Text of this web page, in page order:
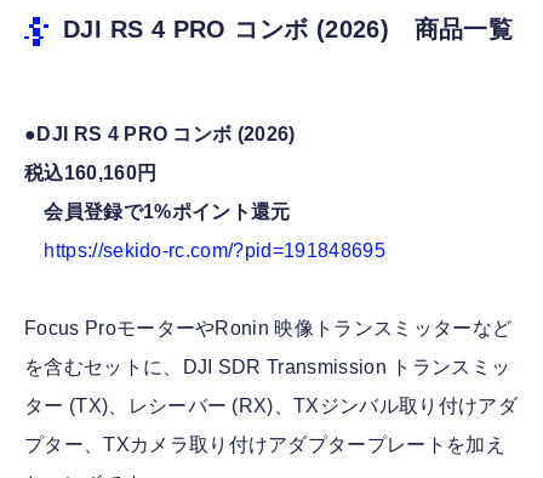
DJI RS 4 PRO コンボ (2026) 商品一覧
●DJI RS 4 PRO コンボ (2026)
税込160,160円
会員登録で1%ポイント還元
https://sekido-rc.com/?pid=191848695
Focus ProモーターやRonin 映像トランスミッターなど
を含むセットに、DJI SDR Transmission トランスミッ
ター (TX)、レシーバー (RX)、TXジンバル取り付けアダ
プター、TXカメラ取り付けアダプタープレートを加え